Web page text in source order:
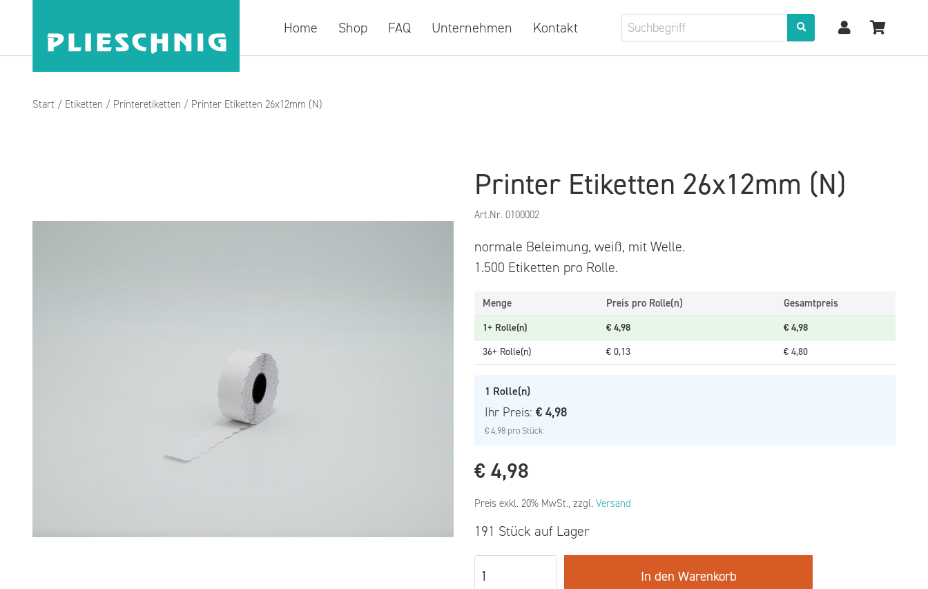
Home Shop FAQ Unternehmen Kontakt
Start / Etiketten / Printeretiketten / Printer Etiketten 26x12mm (N)
Printer Etiketten 26x12mm (N)
Art.Nr. 0100002
normale Beleimung, weiß, mit Welle.
1.500 Etiketten pro Rolle.
Menge Preis pro Rolle(n) Gesamtpreis
1+ Rolle(n) € 4,98 € 4,98
36+ Rolle(n)
€ 0,13 € 4,80
1 Rolle(n)
Ihr Preis: € 4,98
€ 4,98 pro Stück
€ 4,98
Preis exkl. 20% MwSt., zzgl. Versand
191 Stück auf Lager
In den Warenkorb